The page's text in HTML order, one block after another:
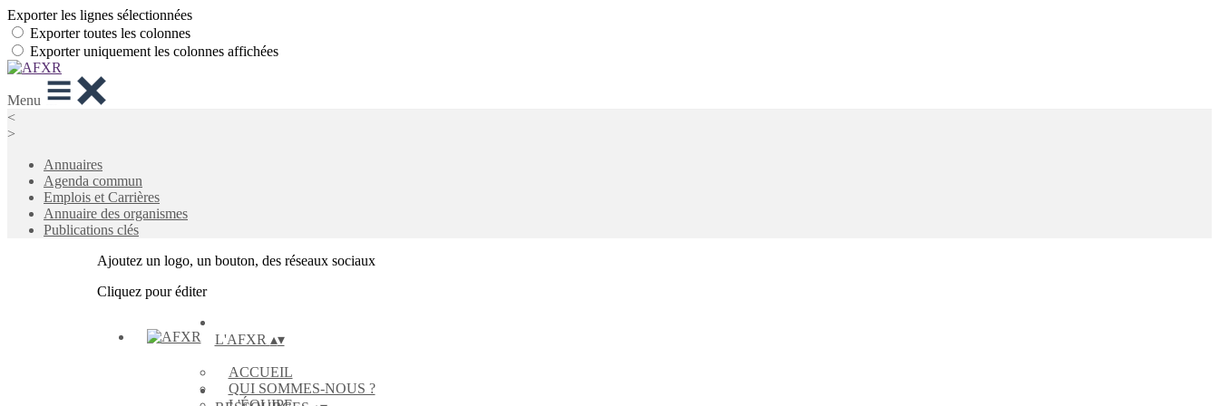
Exporter les lignes sélectionnées
Exporter toutes les colonnes
Exporter uniquement les colonnes affichées
Menu
<
>
Annuaires
Agenda commun
Emplois et Carrières
Annuaire des organismes
Publications clés
Ajoutez un logo, un bouton, des réseaux sociaux
Cliquez pour éditer
L'AFXR ▴▾
ACCUEIL
QUI SOMMES-NOUS ?